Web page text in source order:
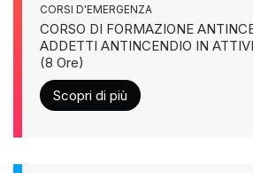
CORSI D'EMERGENZA
CORSO DI FORMAZIONE
ADDETTI ANTINCENDIO IN
(8 Ore)
Scopri di più